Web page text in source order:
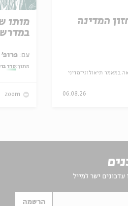
המדינה
במאמר תיאולוגי־מדיני
06.08.26
מותו
עם: פרופ' אביגדור שנאן
מתוך:סדר
zoom
עדכונים ישר למייל
הרשמה